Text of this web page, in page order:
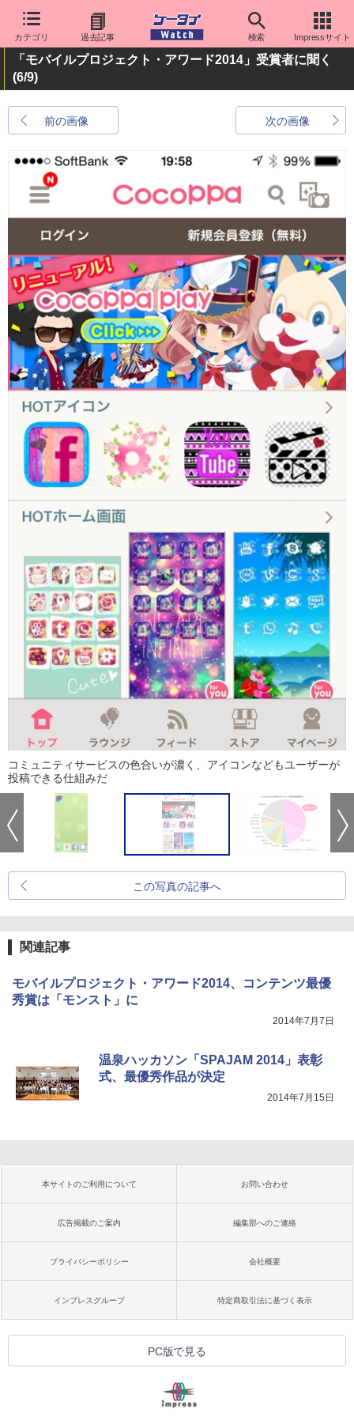
カテゴリ 過去記事 検索 Impressサイト
「モバイルプロジェクト・アワード2014」受賞者に聞く
(6/9)
前の画像 次の画像
コミュニティサービスの色合いが濃く、アイコンなどもユーザーが
投稿できる仕組みだ
この写真の記事へ
関連記事
モバイルプロジェクト・アワード2014、コンテンツ最優
秀賞は「モンスト」に
2014年7月7日
温泉ハッカソン「SPAJAM 2014」表彰
式、最優秀作品が決定
2014年7月15日
本サイトのご利用について お問い合わせ
広告掲載のご案内 編集部へのご連絡
プライバシーポリシー 会社概要
インプレスグループ 特定商取引法に基づく表示
PC版で見る